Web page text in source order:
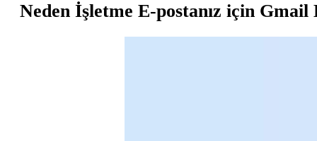
Neden İşletme E-postanız için Gmail